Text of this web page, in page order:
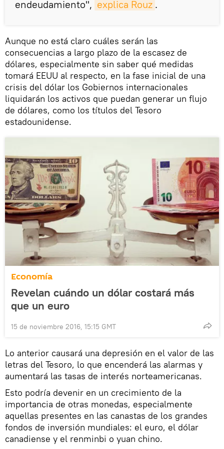
endeudamiento", explica Rouz .
Aunque no está claro cuáles serán las
consecuencias a largo plazo de la escasez de
dólares, especialmente sin saber qué medidas
tomará EEUU al respecto, en la fase inicial de una
crisis del dólar los Gobiernos internacionales
liquidarán los activos que puedan generar un flujo
de dólares, como los títulos del Tesoro
estadounidense.
Economía
Revelan cuándo un dólar costará más
que un euro
15 de noviembre 2016, 15:15 GMT
Lo anterior causará una depresión en el valor de las
letras del Tesoro, lo que encenderá las alarmas y
aumentará las tasas de interés norteamericanas.
Esto podría devenir en un crecimiento de la
importancia de otras monedas, especialmente
aquellas presentes en las canastas de los grandes
fondos de inversión mundiales: el euro, el dólar
canadiense y el renminbi o yuan chino.